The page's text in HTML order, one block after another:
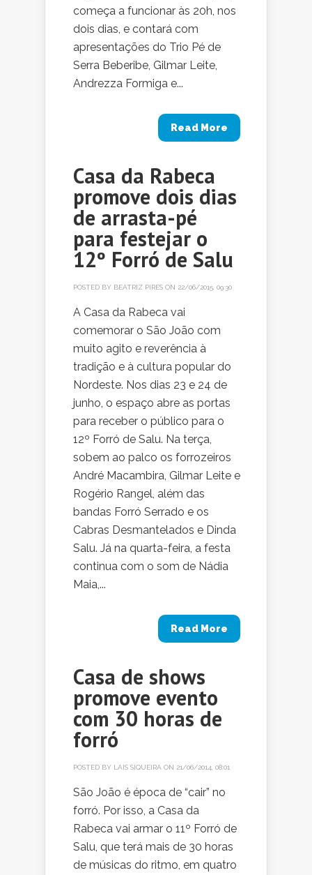
começa a funcionar às 20h, nos
dois dias, e contará com
apresentações do Trio Pé de
Serra Beberibe, Gilmar Leite,
Andrezza Formiga e...
Read More
Casa da Rabeca
promove dois dias
de arrasta-pé
para festejar o
12º Forró de Salu
POSTED BY BEATRIZ PIRES ON 22/06/2015, 09:30
A Casa da Rabeca vai
comemorar o São João com
muito agito e reverência à
tradição e à cultura popular do
Nordeste. Nos dias 23 e 24 de
junho, o espaço abre as portas
para receber o público para o
12º Forró de Salu. Na terça,
sobem ao palco os forrozeiros
André Macambira, Gilmar Leite e
Rogério Rangel, além das
bandas Forró Serrado e os
Cabras Desmantelados e Dinda
Salu. Já na quarta-feira, a festa
continua com o som de Nádia
Maia,...
Read More
Casa de shows
promove evento
com 30 horas de
forró
POSTED BY LAIS SIQUEIRA ON 21/06/2014, 08:01
São João é época de “cair” no
forró. Por isso, a Casa da
Rabeca vai armar o 11º Forró de
Salu, que terá mais de 30 horas
de músicas do ritmo, em quatro